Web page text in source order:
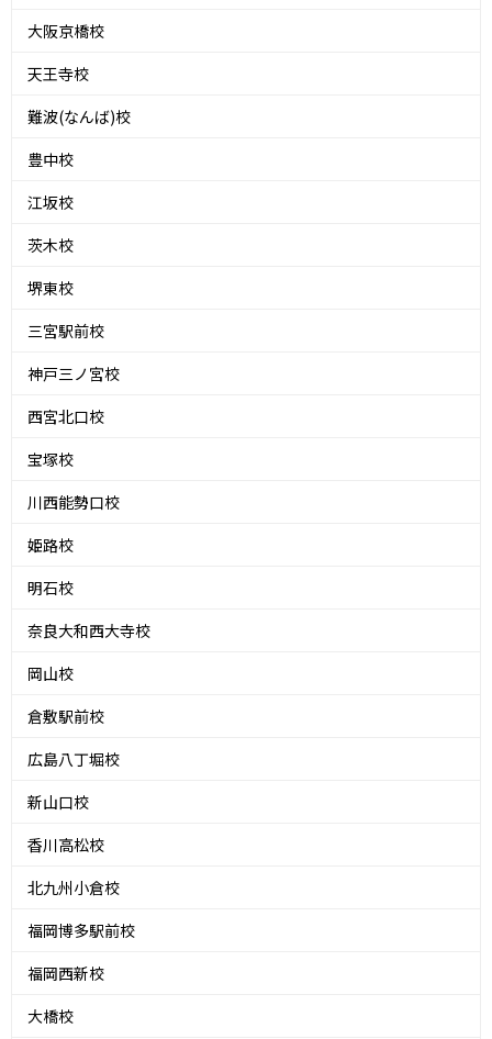
大阪京橋校
天王寺校
難波(なんば)校
豊中校
江坂校
茨木校
堺東校
三宮駅前校
神戸三ノ宮校
西宮北口校
宝塚校
川西能勢口校
姫路校
明石校
奈良大和西大寺校
岡山校
倉敷駅前校
広島八丁堀校
新山口校
香川高松校
北九州小倉校
福岡博多駅前校
福岡西新校
大橋校